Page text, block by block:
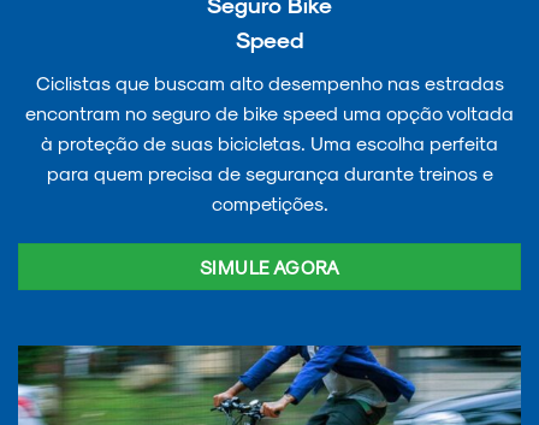
Speed
Ciclistas que buscam alto desempenho nas estradas
encontram no seguro de bike speed uma opção voltada
à proteção de suas bicicletas. Uma escolha perfeita
para quem precisa de segurança durante treinos e
competições.
SIMULE AGORA